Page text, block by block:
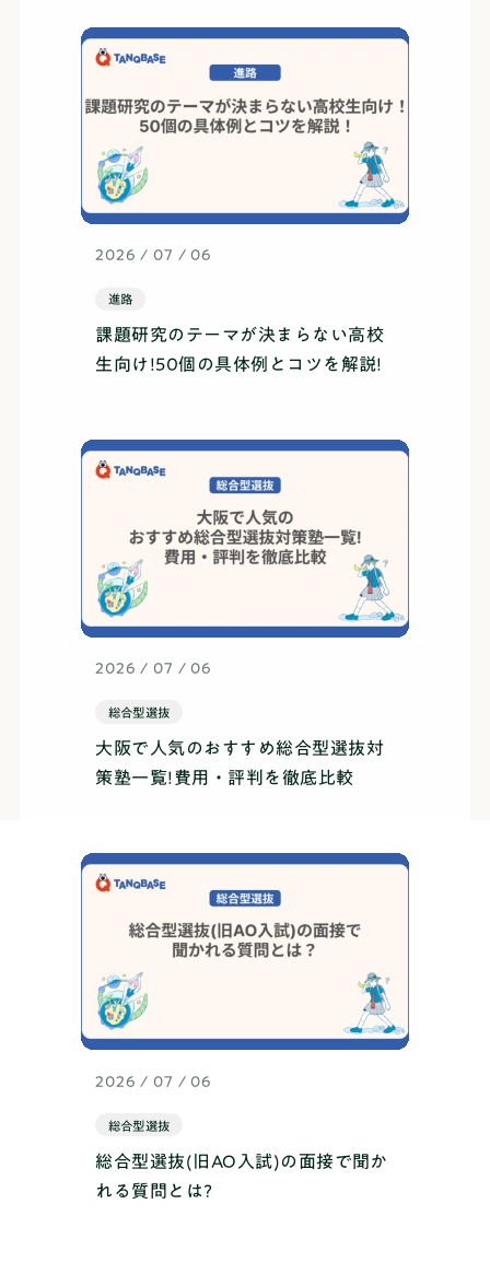
2026 / 07 / 06
進路
課題研究のテーマが決まらない高校
生向け!50個の具体例とコツを解説!
2026 / 07 / 06
総合型選抜
大阪で人気のおすすめ総合型選抜対
策塾一覧!費用・評判を徹底比較
2026 / 07 / 06
総合型選抜
総合型選抜(旧AO入試)の面接で聞か
れる質問とは?